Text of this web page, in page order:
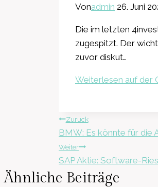
Vonadmin 26. Juni
Die im letzten
zugespitzt. Der
zuvor diskut…
Weiterlesen auf der
Zurück
BMW: Es könnte für die
Weiter
SAP Aktie: Software-
Ähnliche Beiträge